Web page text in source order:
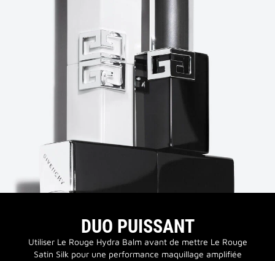
DUO PUISSANT
Utiliser Le Rouge Hydra Balm avant de mettre Le Rouge
Satin Silk pour une performance maquillage amplifiée